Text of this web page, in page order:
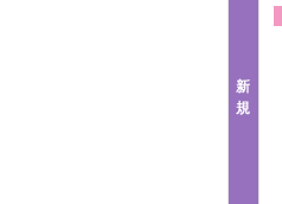
新
規